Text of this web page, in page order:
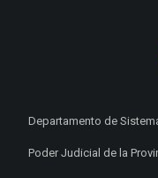
Departamento de
Poder Judicial de la